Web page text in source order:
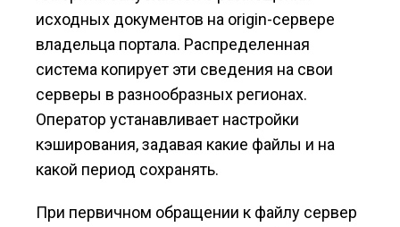
исходных документов на origin-сервере
владельца портала. Распределенная
система копирует эти сведения на свои
серверы в разнообразных регионах.
Оператор устанавливает настройки
кэширования, задавая какие файлы и на
какой период сохранять.
При первичном обращении к файлу сервер